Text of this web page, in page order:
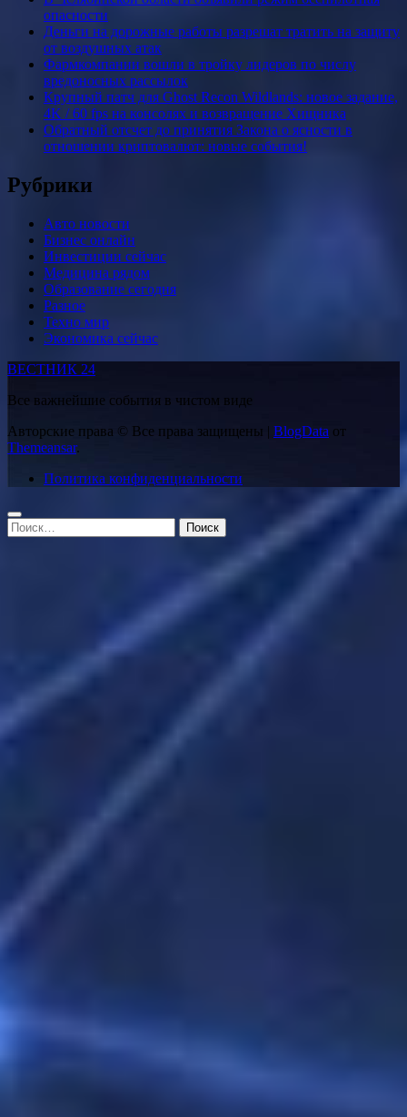
опасности
Деньги на дорожные работы разрешат тратить на защиту
от воздушных атак
Фармкомпании вошли в тройку лидеров по числу
вредоносных рассылок
Крупный патч для Ghost Recon Wildlands: новое задание,
4K / 60 fps на консолях и возвращение Хищника
Обратный отсчет до принятия Закона о ясности в
отношении криптовалют: новые события!
Рубрики
Авто новости
Бизнес онлайн
Инвестиции сейчас
Медицина рядом
Образование сегодня
Разное
Техно мир
Экономика сейчас
ВЕСТНИК 24
Все важнейшие события в чистом виде
Авторские права © Все права защищены | BlogData от
Themeansar.
Политика конфиденциальности
Найти: